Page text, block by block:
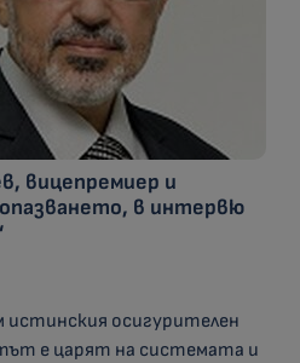
вицепремиер и
в интервю
истинския осигурителен
е царят на системата и